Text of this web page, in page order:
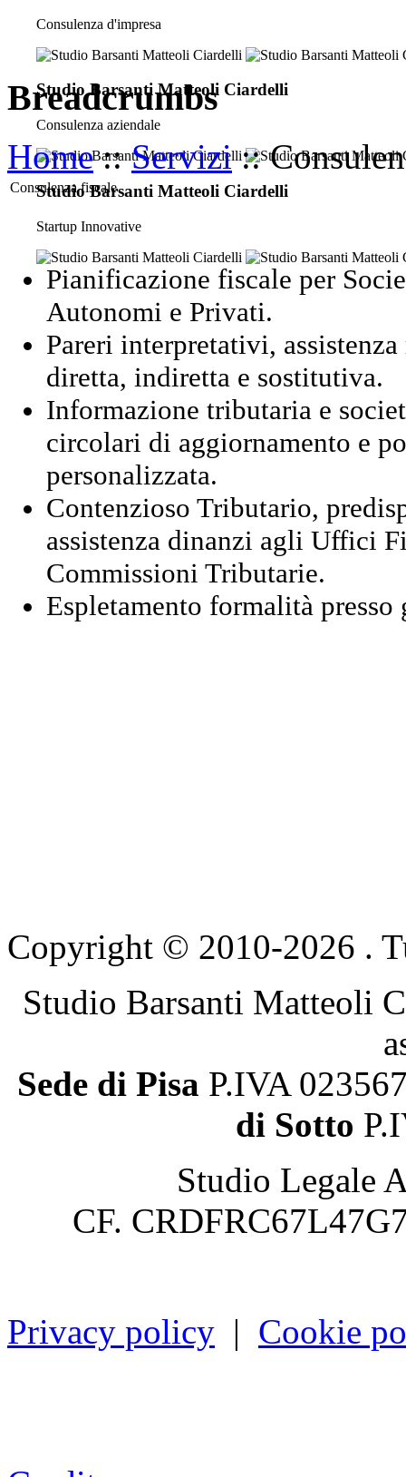
Consulenza d'impresa
Studio Barsanti Matteoli Ciardelli
Consulenza aziendale
Studio Barsanti Matteoli Ciardelli
Startup Innovative
Breadcrumbs
Home::Servizi::
Consulenza fiscale
Pianificazione fiscale per
Autonomi e Privati.
Pareri interpretativi,
diretta, indiretta e sostitutiva.
Informazione tributaria e
circolari di aggiornamento e
personalizzata.
Contenzioso Tributario,
assistenza dinanzi agli Uffici
Commissioni Tributarie.
Espletamento formalità
Copyright © 2010-2026 .
Studio Barsanti Matteoli
Sede di Pisa P.IVA
di Sotto
Studio Legale
CF.
Privacy policy | Cookie